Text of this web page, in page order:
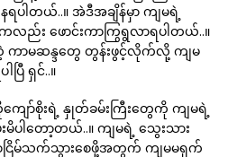
ပါတယ်..။ အဲဒီအချိန်မှာ ကျမရဲ့
ည်း ဖောင်းကာကြွရွလာရပါတယ်..။
ကာမဆန္ဒတွေ တွန်းဖွင့်လိုက်လို့ ကျမ
ြီ ရှင်..။
ျော်စိုးရဲ့ နှုတ်ခမ်းကြီးတွေကို ကျမရဲ့
မိပါတော့တယ်..။ ကျမရဲ့ သွေးသား
မ်သက်သွားစေဖို့အတွက် ကျမမရှက်